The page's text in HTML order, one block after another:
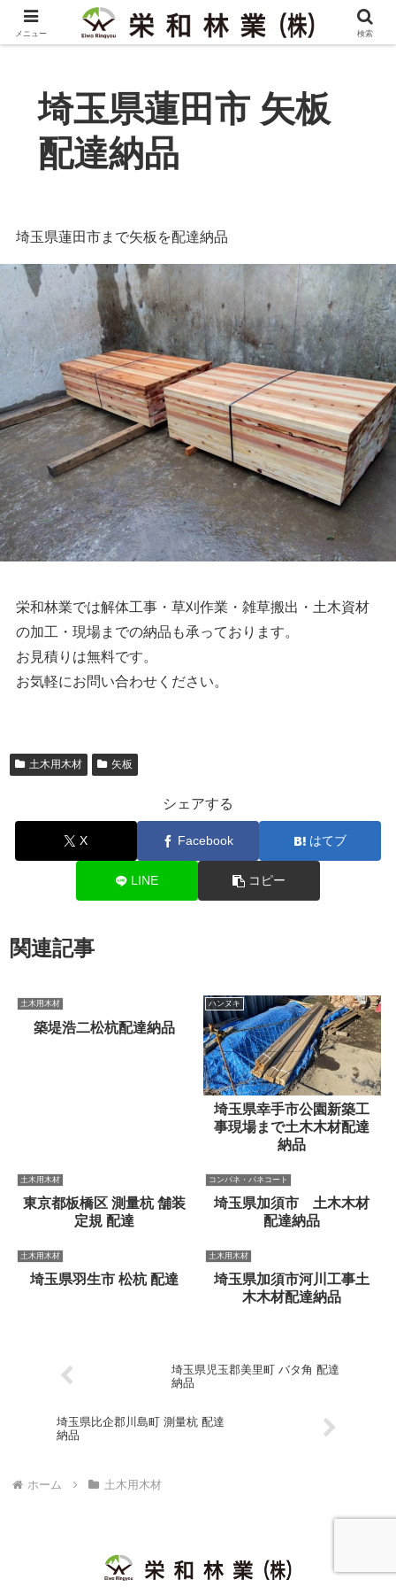
埼玉県蓮田市 矢板
配達納品
埼玉県蓮田市まで矢板を配達納品
栄和林業では解体工事・草刈作業・雑草搬出・土木資材
の加工・現場までの納品も承っております。
お見積りは無料です。
お気軽にお問い合わせください。
土木用木材 矢板
シェアする
X Facebook はてブ
LINE コピー
関連記事
土木用木材
築堤浩二松杭配達納品
ハンヌキ
埼玉県幸手市公園新築工
事現場まで土木木材配達
納品
土木用木材
東京都板橋区 測量杭 舗装
定規 配達
コンパネ・パネコート
埼玉県加須市 土木木材
配達納品
土木用木材
埼玉県羽生市 松杭 配達
土木用木材
埼玉県加須市河川工事土
木木材配達納品
埼玉県児玉郡美里町 バタ角 配達
納品
埼玉県比企郡川島町 測量杭 配達
納品
ホーム 土木用木材
メニュー 検索